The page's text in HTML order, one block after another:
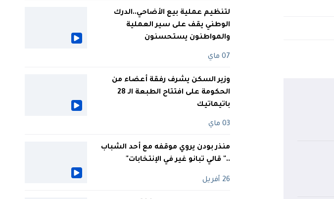
لتنظيم عملية بيع الأضاحي..الدرك
الوطني يقف على سير العملية
والمواطنون يستحسنون
07 ماي
وزير السكن يشرف رفقة أعضاء من
الحكومة على افتتاح الطبعة الـ 28
باتيماتيك
03 ماي
منذر بودن يروي موقفه مع أحد الشباب
.." قالي تبانو غير في الإنتخابات"
26 أفريل